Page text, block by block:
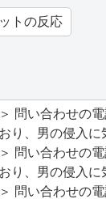
トの反応
問い合わせの
り、男の侵入に
問い合わせの
り、男の侵入に
問い合わせの